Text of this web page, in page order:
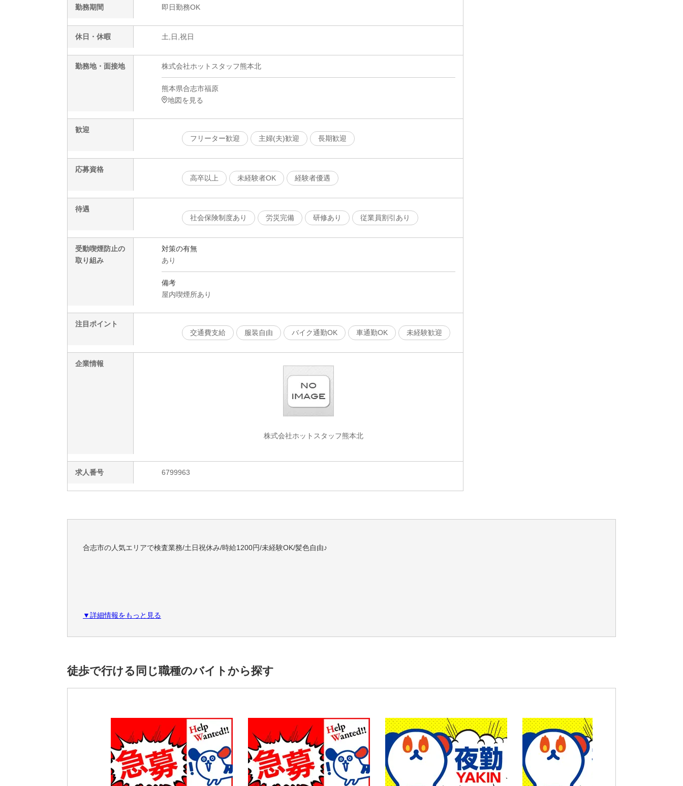
勤務期間 即日勤務OK
休日・休暇 土,日,祝日
勤務地・面接地 株式会社ホットスタッフ熊本北
熊本県合志市福原
地図を見る
歓迎
フリーター歓迎
主婦(夫)歓迎 長期歓迎
応募資格
高卒以上
未経験者OK 経験者優遇
待遇
社会保険制度あり
労災完備 研修あり 従業員割引あり
受動喫煙防止の
取り組み
対策の有無
あり
備考
屋内喫煙所あり
注目ポイント
交通費支給
服装自由 バイク通勤OK 車通勤OK 未経験歓迎
企業情報
株式会社ホットスタッフ熊本北
求人番号 6799963
合志市の人気エリアで検査業務/土日祝休み/時給1200円/未経験OK/髪色自由♪
▼詳細情報をもっと見る
徒歩で行ける同じ職種のバイトから探す